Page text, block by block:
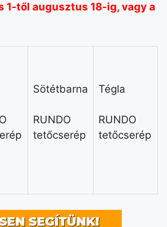
1-től augusztus 18-ig, vagy a
Sötétbarna
RUNDO
tetőcserép
Tégla
RUNDO
tetőcserép